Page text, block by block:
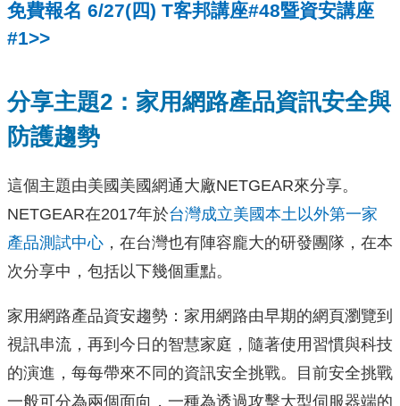
免費報名 6/27(四) T客邦講座#48暨資安講座
#1>>
分享主題2：家用網路產品資訊安全與
防護趨勢
這個主題由美國美國網通大廠NETGEAR來分享。
NETGEAR在2017年於台灣成立美國本土以外第一家
產品測試中心 ，在台灣也有陣容龐大的研發團隊，在本
次分享中，包括以下幾個重點。
家用網路產品資安趨勢：家用網路由早期的網頁瀏覽到
視訊串流，再到今日的智慧家庭，隨著使用習慣與科技
的演進，每每帶來不同的資訊安全挑戰。目前安全挑戰
一般可分為兩個面向，一種為透過攻擊大型伺服器端的